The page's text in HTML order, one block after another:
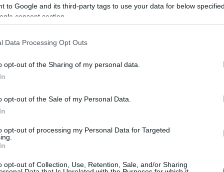
to Google and its third-party tags to use your data for below
consent section.
Data Processing Opt Outs
opt-out of the Sharing of my personal data.
opt-out of the Sale of my Personal Data.
opt-out of processing my Personal Data for Targeted
opt-out of Collection, Use, Retention, Sale, and/or Sharing
και εκπέμπουν επίσης βαρυτικά
ωθεί σε συρρίκνωση της τροχιάς τους,
και τις ΗΠΑ, με επικεφαλής τον καθηγητή
Μαξ Πλανκ στη Βόννη, οι οποίοι
, έκαναν πολυετείς
B, το οποίο βρίσκεται σε απόσταση
τόσο πυκνά που αν και έχουν περίπου 30%
δεν ξεπερνά τα 24 χιλιόμετρα.
θα συγκρουστούν σε 85 εκατομμύρια